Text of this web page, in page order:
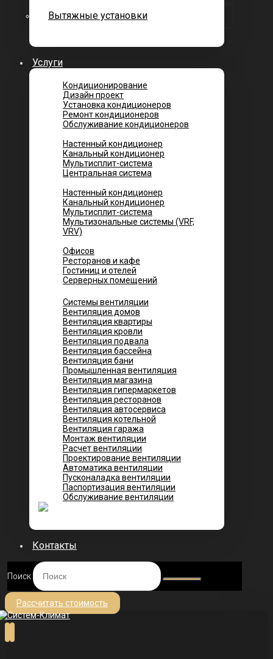
Вытяжные установки
Услуги
Кондиционирование
Дизайн проект
Установка кондиционеров
Ремонт кондиционеров
Обслуживание кондиционеров
Настенный кондиционер
Канальный кондиционер
Мультисплит-система
Центральная система
Настенный кондиционер
Канальный кондиционер
Мультисплит-система
Мультизональные системы (VRF,
VRV)
Офисов
Ресторанов и кафе
Гостиниц и отелей
Серверных помещений
Системы вентиляции
Вентиляция домов
Вентиляция квартиры
Вентиляция кровли
Вентиляция подвала
Вентиляция бассейна
Вентиляция бани
Промышленная вентиляция
Вентиляция магазина
Вентиляция гипермаркетов
Вентиляция ресторанов
Вентиляция автосервиса
Вентиляция котельной
Вентиляция гаража
Монтаж вентиляции
Расчет вентиляции
Проектирование вентиляции
Автоматика вентиляции
Пусконаладка вентиляции
Паспортизация вентиляции
Обслуживание вентиляции
Контакты
Поиск
Рассчитать стоимость